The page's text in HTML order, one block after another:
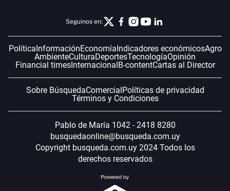
Seguinos en:
PolíticaInformaciónEconomíaIndicadores económicosAgro
AmbienteCulturaDeportesTecnologíaOpinión
Financial timesInternacionalB-contentCartas al Director
Sobre BúsquedaComercialPolíticas de privacidad
Términos y Condiciones
Pablo de María 1042 - 2418 8280
busquedaonline@busqueda.com.uy
Copyright busqueda.com.uy 2024 Todos los
derechos reservados